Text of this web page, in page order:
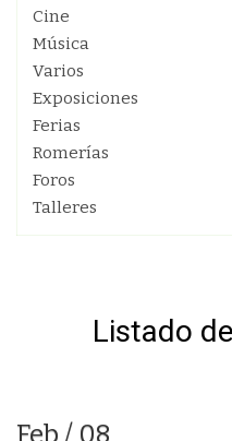
Cine
Música
Varios
Exposiciones
Ferias
Romerías
Foros
Talleres
Listado
Feb / 08